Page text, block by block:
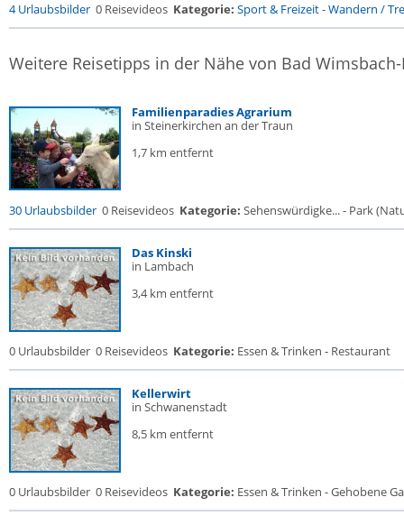
4 Urlaubsbilder 0 Reisevideos Kategorie: Sport & Freizeit-Wandern /
Weitere Reisetipps in der Nähe von Bad
Familienparadies Agrarium
in Steinerkirchen an der Traun
1,7 km entfernt
30 Urlaubsbilder 0 Reisevideos Kategorie: Sehenswürdigke... - Park
Das Kinski
in Lambach
3,4 km entfernt
0 Urlaubsbilder 0 Reisevideos Kategorie: Essen & Trinken - Restaurant
Kellerwirt
in Schwanenstadt
8,5 km entfernt
0 Urlaubsbilder 0 Reisevideos Kategorie: Essen & Trinken - Gehobene